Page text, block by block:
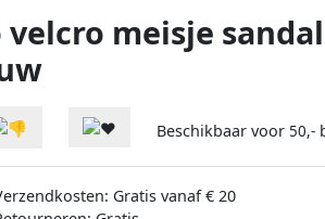
meisje
Beschikbaar voor 50,-
Gratis vanaf € 20